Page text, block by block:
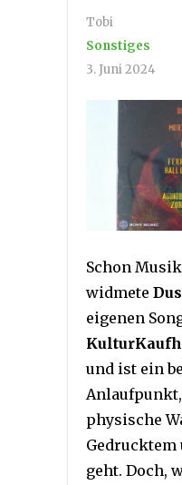
Tobi
Sonstiges
3. Juni 2024
Schon
widmete
eigenen
und ist ein
physische
Gedrucktem
geht. Doch,